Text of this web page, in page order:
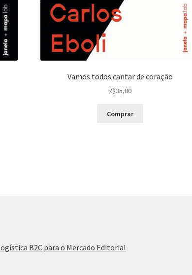
Vamos todos cantar de coração
R$35,00
Comprar
B2C para o Mercado Editorial